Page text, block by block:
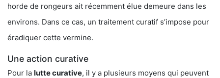
horde de rongeurs ait récemment élue demeure dans les
environs. Dans ce cas, un traitement curatif s’impose pour
éradiquer cette vermine.
Une action curative
Pour la lutte curative, il y a plusieurs moyens qui peuvent